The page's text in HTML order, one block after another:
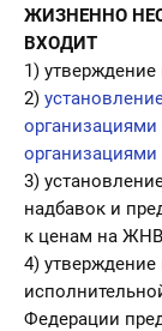
ЖИЗНЕННО
ВХОДИТ
1)
2)
организациями
3)
надбавок и
к ценам на
4)
Федерации